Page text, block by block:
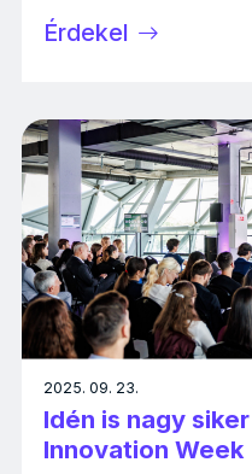
Érdekel
2025. 09. 23.
Idén is nagy
Innovation Week